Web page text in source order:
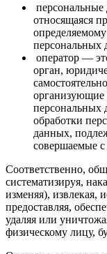
относящаяся
персональных
оператор —
орган,
организующие
персональных
обработки
данных,
совершаемые
Соответственно,
систематизируя,
изменяя), извлекая,
предоставляя,
удаляя или
физическому лицу,